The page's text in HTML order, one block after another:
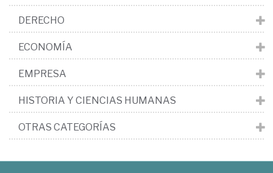
DERECHO
ECONOMÍA
EMPRESA
HISTORIA Y CIENCIAS HUMANAS
OTRAS CATEGORÍAS